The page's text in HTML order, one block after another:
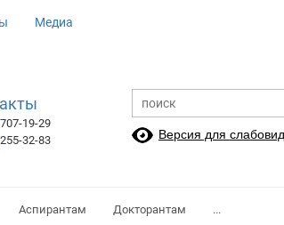
Медиа
707-19-29
255-32-83 Версия для
Аспирантам Докторантам ...